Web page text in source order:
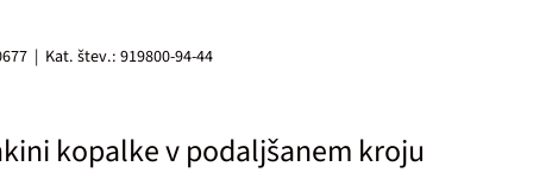
| Kat. štev.: 919800-94-44
kopalke v podaljšanem kroju